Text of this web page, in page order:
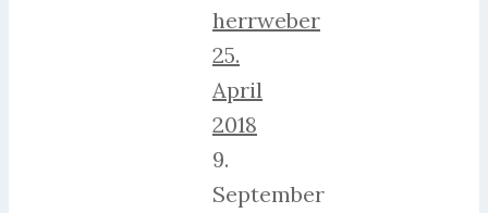
herrweber
25.
April
2018
9.
September